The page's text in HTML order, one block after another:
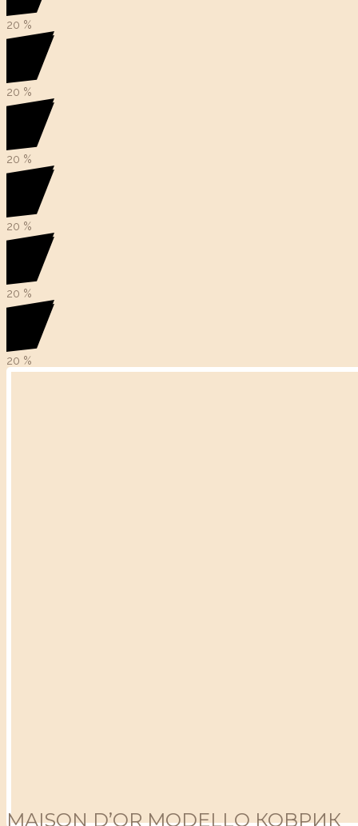
20 %
20 %
20 %
20 %
20 %
20 %
MAISON D’OR MODELLO КОВРИК